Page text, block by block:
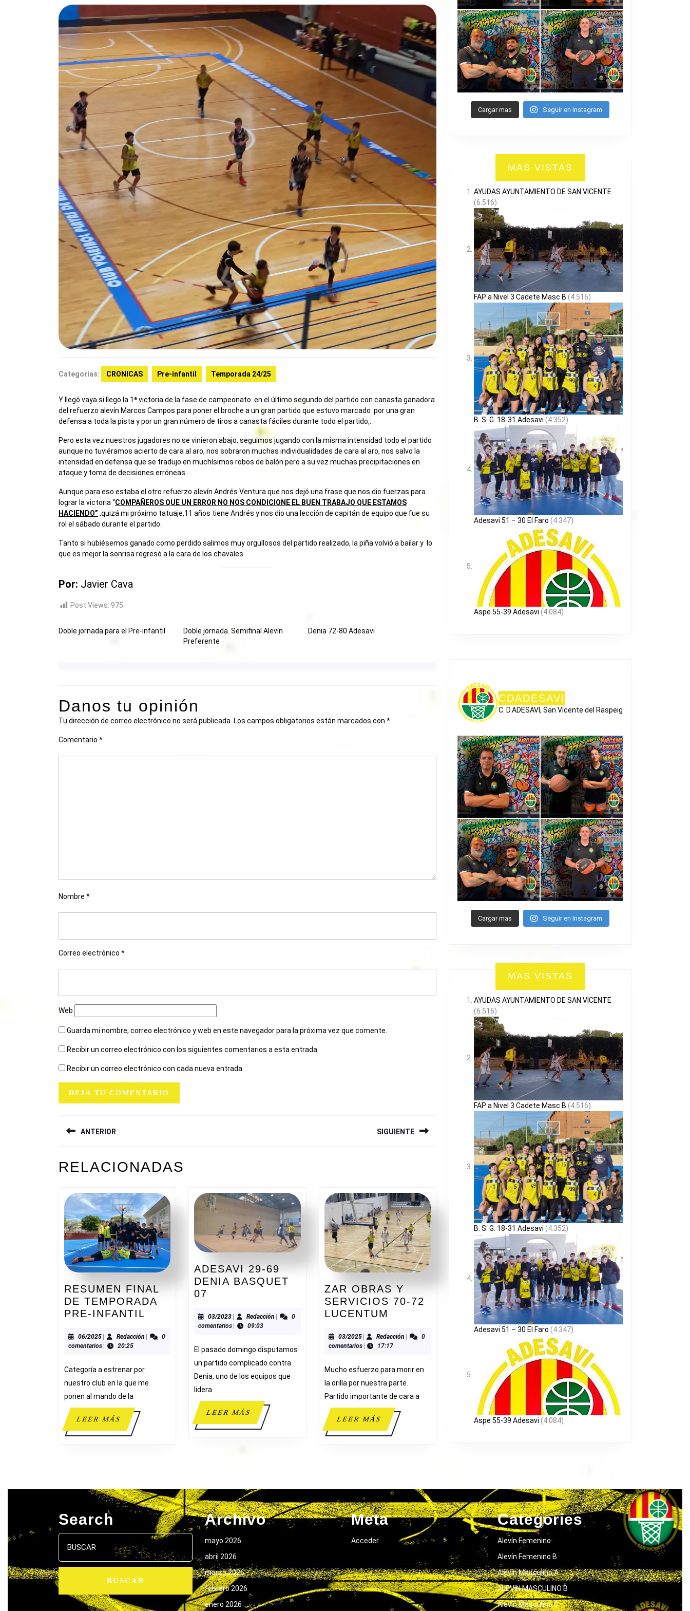
Categorías: CRONICAS Pre-infantil Temporada 24/25
Y llegó vaya si llego la 1ª victoria de la fase de campeonato en el último segundo del partido con canasta ganadora
del refuerzo alevín Marcos Campos para poner el broche a un gran partido que estuvo marcado por una gran
defensa a toda la pista y por un gran número de tiros a canasta fáciles durante todo el partido,.
Pero esta vez nuestros jugadores no se vinieron abajo, seguimos jugando con la misma intensidad todo el partido
aunque no tuviéramos acierto de cara al aro, nos sobraron muchas individualidades de cara al aro, nos salvo la
intensidad en defensa que se tradujo en muchísimos robos de balón pero a su vez muchas precipitaciones en
ataque y toma de decisiones erróneas .
Aunque para eso estaba el otro refuerzo alevín Andrés Ventura que nos dejó una frase que nos dio fuerzas para
lograr la victoria “COMPAÑEROS QUE UN ERROR NO NOS CONDICIONE EL BUEN TRABAJO QUE ESTAMOS
HACIENDO” ,quizá mi próximo tatuaje,11 años tiene Andrés y nos dio una lección de capitán de equipo que fue su
rol el sábado durante el partido.
Tanto si hubiésemos ganado como perdido salimos muy orgullosos del partido realizado, la piña volvió a bailar y lo
que es mejor la sonrisa regresó a la cara de los chavales
Por: Javier Cava
Post Views: 975
Doble jornada para el Pre-infantil
Doble jornada. Semifinal Alevín
Preferente
Denia 72-80 Adesavi
Danos tu opinión
Tu dirección de correo electrónico no será publicada. Los campos obligatorios están marcados con *
Comentario *
Nombre *
Correo electrónico *
Web
Guarda mi nombre, correo electrónico y web en este navegador para la próxima vez que comente.
Recibir un correo electrónico con los siguientes comentarios a esta entrada.
Recibir un correo electrónico con cada nueva entrada.
DE
ENTRADAS
ANTERIOR
anterior:
SIGUIENTE
RELACIONADAS
RESUMEN FINAL
DE TEMPORADA
PRE-INFANTIL RESUMEN
DE
TEMPORADA
INFANTIL
06/202506/2025RedacciónRedacción
0
comentarios
20:25
Categoría a estrenar por
nuestro club en la que me
ponen al mando de la
LEER MÁSLEER
MÁS
ADESAVI 29-69
DENIA BASQUET
07
69
DENIA
07
03/202303/2023Redacción Redacción
0
comentarios
09:03
El pasado domingo disputamos
un partido complicado contra
Denia, uno de los equipos que
lidera
LEER MÁSLEER
MÁS
ZAR OBRAS Y
SERVICIOS 70-72
LUCENTUM
Y
SERVICIOS
72
LUCENTUM
03/202503/2025Redacción Redacción
0
comentarios
17:17
Mucho esfuerzo para morir en
la orilla por nuestra parte.
Partido importante de cara a
LEER MÁSLEER
MÁS
Cargar mas Seguir en Instagram
MAS VISTAS
AYUDAS AYUNTAMIENTO DE SAN VICENTE
(6.516)
FAP a Nivel 3 Cadete Masc B (4.516)
B. S. G. 18-31 Adesavi (4.352)
Adesavi 51 – 30 El Faro (4.347)
Aspe 55-39 Adesavi (4.084)
CDADESAVI
C. D.ADESAVI, San Vicente del Raspeig
Cargar mas Seguir en Instagram
MAS VISTAS
AYUDAS AYUNTAMIENTO DE SAN VICENTE
(6.516)
FAP a Nivel 3 Cadete Masc B (4.516)
B. S. G. 18-31 Adesavi (4.352)
Adesavi 51 – 30 El Faro (4.347)
Aspe 55-39 Adesavi (4.084)
Search
Buscar:
Archivo
mayo 2026
abril 2026
marzo 2026
febrero 2026
enero 2026
Meta
Acceder
Categories
Alevín Femenino
Alevín Femenino B
Alevín Masculino A
ALEVIN MASCULINO B
Alevín Masculino C